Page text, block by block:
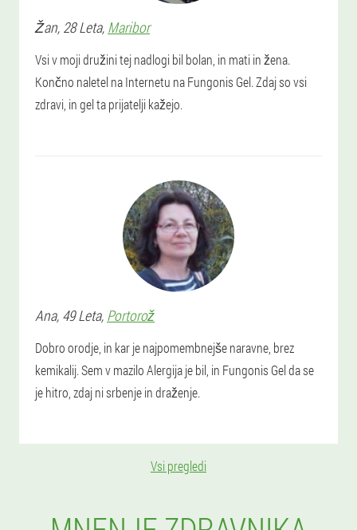
Žan, 28 Leta, Maribor
Vsi v moji družini tej nadlogi bil bolan, in mati in žena.
Končno naletel na Internetu na Fungonis Gel. Zdaj so vsi
zdravi, in gel ta prijatelji kažejo.
Ana, 49 Leta, Portorož
Dobro orodje, in kar je najpomembnejše naravne, brez
kemikalij. Sem v mazilo Alergija je bil, in Fungonis Gel da se
je hitro, zdaj ni srbenje in draženje.
Vsi pregledi